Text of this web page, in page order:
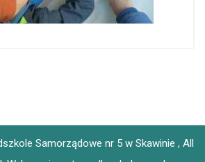
Samorządowe nr 5 w Skawinie , All